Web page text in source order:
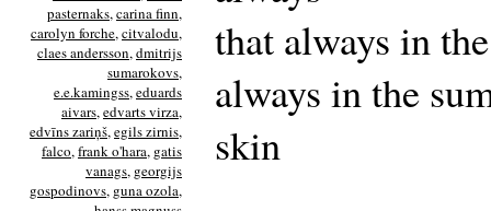
pasternaks,carina finn,
carolyn forche,citvalodu,
claes andersson,dmitrijs
sumarokovs,
e.e.kamingss,eduards
aivars,edvarts virza,
edvīns zariņš,egils zirnis,
falco,frank o'hara, gatis
vanags, georgijs
gospodinovs, guna ozola,
that always in
always in the
skin